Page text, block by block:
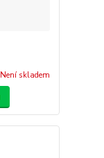
Není skladem